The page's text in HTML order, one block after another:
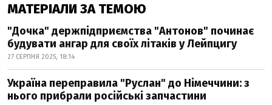
МАТЕРІАЛИ ЗА ТЕМОЮ
"Дочка" держпідприємства "Антонов" починає
будувати ангар для своїх літаків у Лейпцигу
27 СЕРПНЯ 2025, 18:14
Україна переправила "Руслан" до Німеччини: з
нього прибрали російські запчастини